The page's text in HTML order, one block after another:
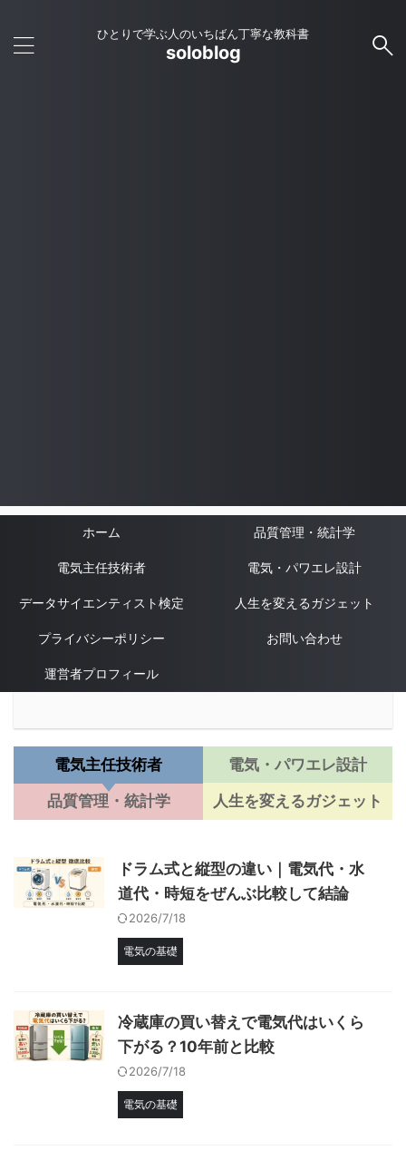
ひとりで学ぶ人のいちばん丁寧な教科書
soloblog
ホーム 品質管理・統計学
電気主任技術者 電気・パワエレ設計
データサイエンティスト検定 人生を変えるガジェット
プライバシーポリシー お問い合わせ
運営者プロフィール
電気主任技術者
電気・パワエレ設計
品質管理・統計学
人生を変えるガジェット
ドラム式と縦型の違い｜電気代・水
道代・時短をぜんぶ比較して結論
2026/7/18
電気の基礎
冷蔵庫の買い替えで電気代はいくら
下がる？10年前と比較
2026/7/18
電気の基礎